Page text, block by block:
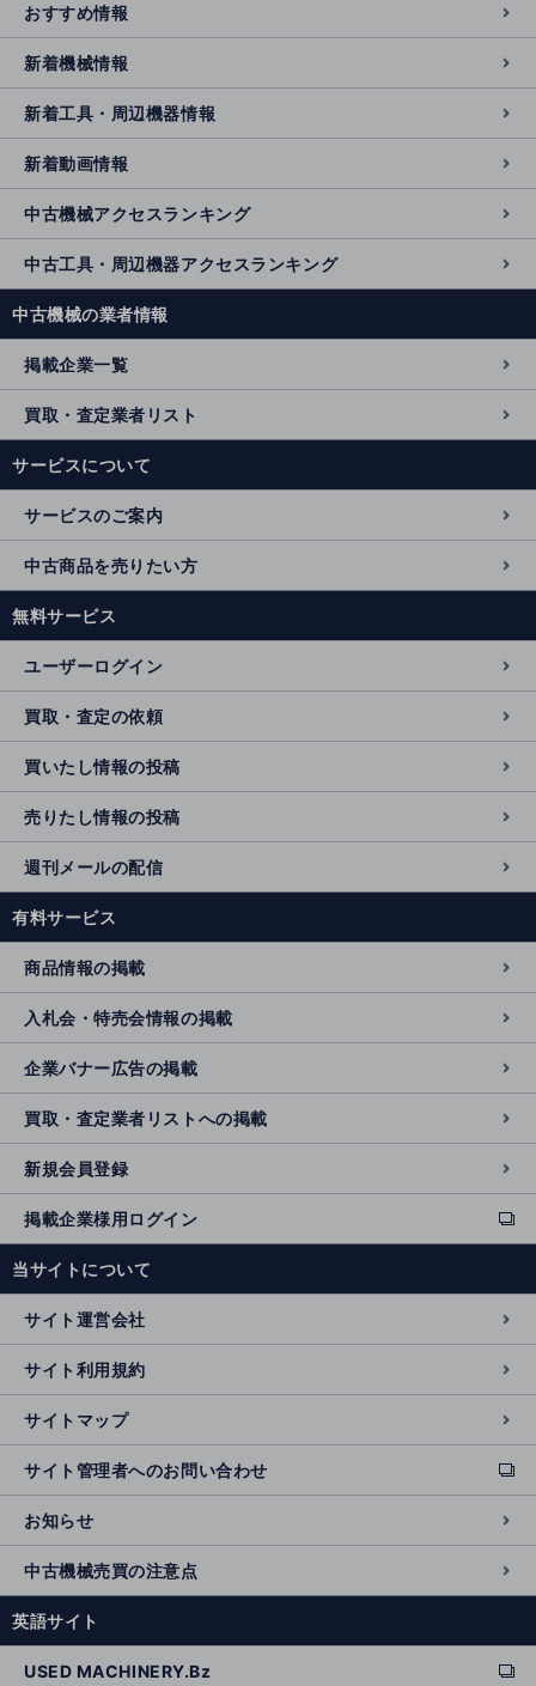
おすすめ情報
新着機械情報
新着工具・周辺機器情報
新着動画情報
中古機械アクセスランキング
中古工具・周辺機器アクセスランキング
中古機械の業者情報
掲載企業一覧
買取・査定業者リスト
サービスについて
サービスのご案内
中古商品を売りたい方
無料サービス
ユーザーログイン
買取・査定の依頼
買いたし情報の投稿
売りたし情報の投稿
週刊メールの配信
有料サービス
商品情報の掲載
入札会・特売会情報の掲載
企業バナー広告の掲載
買取・査定業者リストへの掲載
新規会員登録
掲載企業様用ログイン
ext
e
n
al
si
t
e
当サイトについて
サイト運営会社
サイト利用規約
サイトマップ
サイト管理者へのお問い合わせ
ext
e
r
n
al
si
e
お知らせ
中古機械売買の注意点
英語サイト
USED MACHINERY.Bz ext